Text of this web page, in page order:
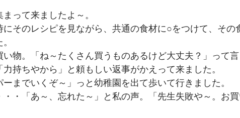
って来ましたよ～。
にそのレシピを見ながら、共通の食材に○をつけて、その
い物。「ね～たくさん買うものあるけど大丈夫？」って
力持ちやから」と頼もしい返事がかえって来ました。
ーまでいくぞ～」っと幼稚園を出て歩いて行きました。
・・「あ～、忘れた～」と私の声。「先生失敗や～。お